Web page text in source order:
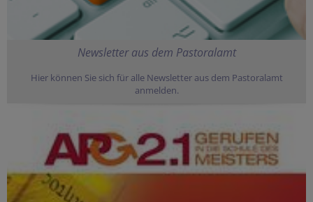
Newsletter aus dem Pastoralamt
Hier können Sie sich für alle Newsletter aus dem Pastoralamt
anmelden.